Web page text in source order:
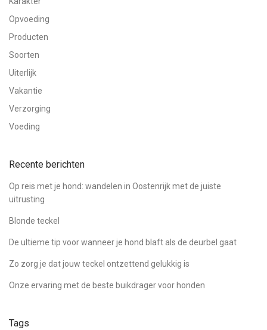
Opvoeding
Producten
Soorten
Uiterlijk
Vakantie
Verzorging
Voeding
Recente berichten
Op reis met je hond: wandelen in Oostenrijk met de juiste
uitrusting
Blonde teckel
De ultieme tip voor wanneer je hond blaft als de deurbel gaat
Zo zorg je dat jouw teckel ontzettend gelukkig is
Onze ervaring met de beste buikdrager voor honden
Tags